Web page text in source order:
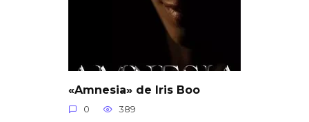
«Amnesia» de Iris Boo
0 389